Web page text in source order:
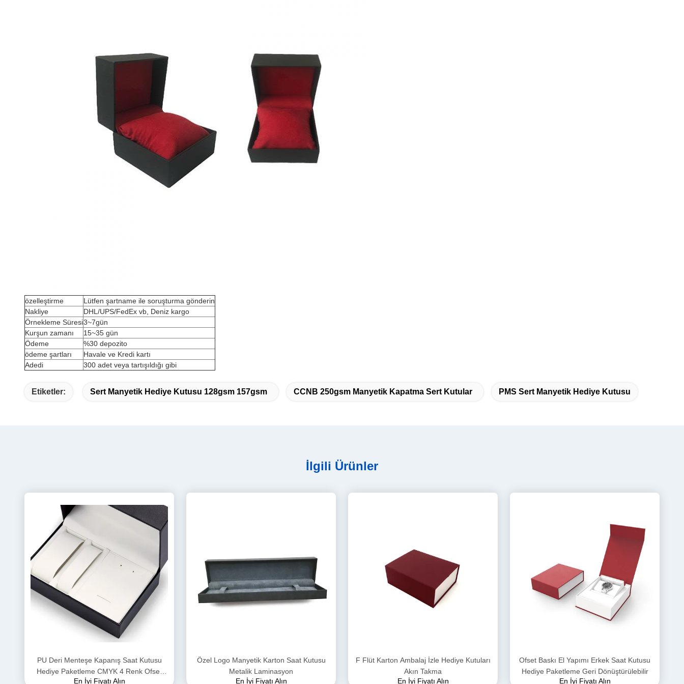
özelleştirme
Lütfen şartname ile soruşturma gönderin
Nakliye
DHL/UPS/FedEx vb, Deniz kargo
Örnekleme Süresi3~7gün
Kurşun zamanı
15~35 gün
Ödeme
%30 depozito
ödeme şartları
Havale ve Kredi kartı
Adedi
300 adet veya tartışıldığı gibi
Etiketler: Sert Manyetik Hediye Kutusu 128gsm 157gsm CCNB 250gsm Manyetik Kapatma Sert Kutular PMS Sert Manyetik Hediye Kutusu
İlgili Ürünler
PU Deri Menteşe Kapanış Saat Kutusu
Hediye Paketleme CMYK 4 Renk Ofset
En İyi Fiyatı Alın
Özel Logo Manyetik Karton Saat Kutusu
Metalik Laminasyon
En İyi Fiyatı Alın
F Flüt Karton Ambalaj İzle Hediye Kutuları
Akın Takma
En İyi Fiyatı Alın
Ofset Baskı El Yapımı Erkek Saat Kutusu
Hediye Paketleme Geri Dönüştürülebilir
En İyi Fiyatı Alın